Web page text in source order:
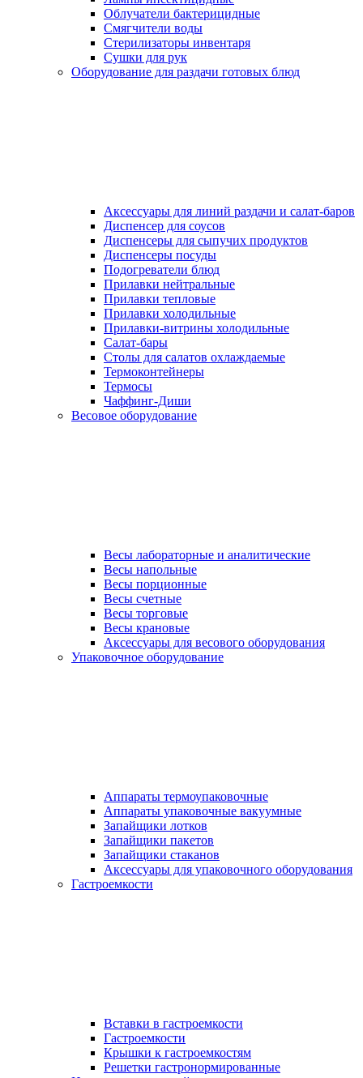
Облучатели бактерицидные
Смягчители воды
Стерилизаторы инвентаря
Сушки для рук
Оборудование для раздачи готовых блюд
Аксессуары для линий раздачи и салат-баров
Диспенсер для соусов
Диспенсеры для сыпучих продуктов
Диспенсеры посуды
Подогреватели блюд
Прилавки нейтральные
Прилавки тепловые
Прилавки холодильные
Прилавки-витрины холодильные
Салат-бары
Столы для салатов охлаждаемые
Термоконтейнеры
Термосы
Чаффинг-Диши
Весовое оборудование
Весы лабораторные и аналитические
Весы напольные
Весы порционные
Весы счетные
Весы торговые
Весы крановые
Аксессуары для весового оборудования
Упаковочное оборудование
Аппараты термоупаковочные
Аппараты упаковочные вакуумные
Запайщики лотков
Запайщики пакетов
Запайщики стаканов
Аксессуары для упаковочного оборудования
Гастроемкости
Вставки в гастроемкости
Гастроемкости
Крышки к гастроемкостям
Решетки гастронормированные